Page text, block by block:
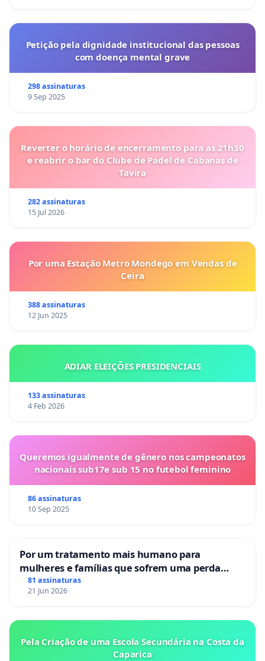
Petição pela dignidade institucional das pessoas
com doença mental grave
298 assinaturas
9 Sep 2025
Reverter o horário de encerramento para as 21h30
e reabrir o bar do Clube de Padel de Cabanas de
Tavira
282 assinaturas
15 Jul 2026
Por uma Estação Metro Mondego em Vendas de
Ceira
388 assinaturas
12 Jun 2025
ADIAR ELEIÇÕES PRESIDENCIAIS
133 assinaturas
4 Feb 2026
Queremos igualmente de gênero nos campeonatos
nacionais sub17e sub 15 no futebol feminino
86 assinaturas
10 Sep 2025
Por um tratamento mais humano para
mulheres e famílias que sofrem uma perda
gestacional nos hospitais portugueses
81 assinaturas
21 Jun 2026
Pela Criação de uma Escola Secundária na Costa da
Caparica